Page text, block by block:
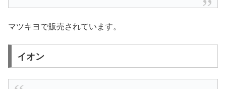
マツキヨで販売されています。
イオン